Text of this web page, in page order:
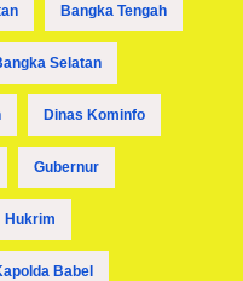
Bangka Tengah
Selatan
Dinas Kominfo
Gubernur
Hukrim
Babel